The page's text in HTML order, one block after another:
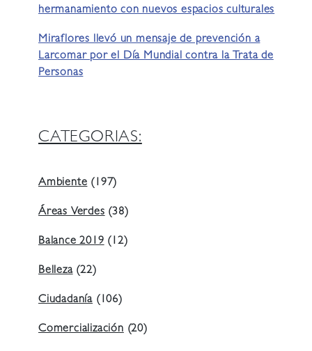
hermanamiento con nuevos espacios culturales
Miraflores llevó un mensaje de prevención a
Larcomar por el Día Mundial contra la Trata de
Personas
CATEGORIAS:
Ambiente (197)
Áreas Verdes (38)
Balance 2019 (12)
Belleza(22)
Ciudadanía (106)
Comercialización (20)